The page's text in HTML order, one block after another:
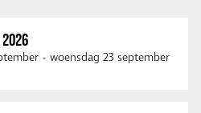
2026
- woensdag 23 september